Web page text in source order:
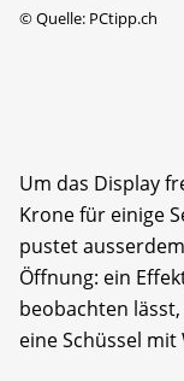
©Quelle: PCtipp.ch
Um das Display
Krone für einige
pustet
Öffnung: ein
beobachten
eine Schüssel mit